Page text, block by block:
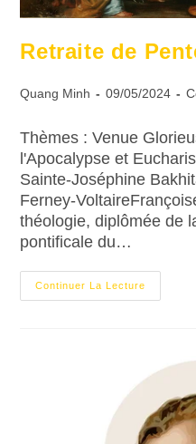
Retraite de
Quang Minh 09/05/2024
Thèmes : Venue
l'Apocalypse et
Sainte-Joséphine
Ferney-
théologie, diplômée de
pontificale du…
Continuer La Lecture